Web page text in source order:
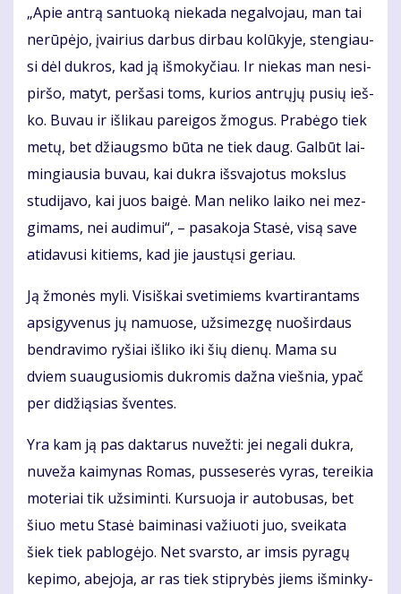
„Apie an­trą san­tuo­ką nie­ka­da ne­gal­vo­jau, man tai
ne­rū­pė­jo, įvai­rius dar­bus dir­bau ko­lū­ky­je, sten­giau­
si dėl duk­ros, kad ją iš­mo­ky­čiau. Ir nie­kas man ne­si­
pir­šo, ma­tyt, per­ša­si toms, ku­rios ant­rų­jų pu­sių ieš­
ko. Bu­vau ir iš­li­kau pa­rei­gos žmo­gus. Pra­bė­go tiek
me­tų, bet džiaugs­mo bū­ta ne tiek daug. Gal­būt lai­
min­giau­sia bu­vau, kai duk­ra iš­sva­jo­tus moks­lus
stu­di­ja­vo, kai juos bai­gė. Man ne­li­ko lai­ko nei mez­
gi­mams, nei au­di­mui“, – pa­sa­ko­ja Sta­sė, vi­są sa­ve
ati­da­vu­si ki­tiems, kad jie jaus­tų­si ge­riau.
Ją žmo­nės my­li. Vi­siš­kai sve­ti­miems kvar­ti­ran­tams
ap­si­gy­ve­nus jų na­muo­se, už­si­mez­gę nuo­šir­daus
ben­dra­vi­mo ry­šiai iš­li­ko iki šių die­nų. Ma­ma su
dviem su­au­gu­sio­mis duk­ro­mis daž­na vieš­nia, ypač
per di­dži­ą­sias šven­tes.
Yra kam ją pas dak­ta­rus nu­vež­ti: jei ne­ga­li duk­ra,
nu­ve­ža kai­my­nas Ro­mas, pus­se­se­rės vy­ras, te­rei­kia
mo­te­riai tik už­si­min­ti. Kur­suo­ja ir au­to­bu­sas, bet
šiuo me­tu Sta­sė bai­mi­na­si va­žiuo­ti juo, svei­ka­ta
šiek tiek pa­blo­gė­jo. Net svars­to, ar im­sis py­ra­gų
ke­pi­mo, abe­jo­ja, ar ras tiek stip­ry­bės jiems iš­min­ky­